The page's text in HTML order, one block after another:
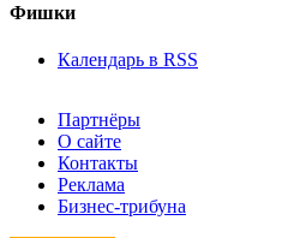
Фишки
Календарь в RSS
Партнёры
О сайте
Контакты
Реклама
Бизнес-трибуна